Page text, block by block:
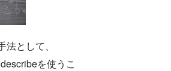
として、
を使うこ